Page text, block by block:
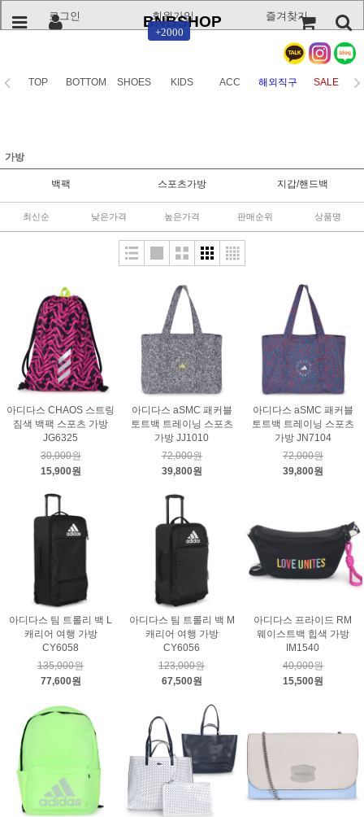
로그인
+2000
회원가입 즐겨찾기
BNBSHOP
TOP BOTTOM SHOES KIDS ACC 해외직구 SALE
가방
백팩 스포츠가방 지갑/핸드백
최신순 낮은가격 높은가격 판매순위 상품명
아디다스 CHAOS 스트링
짐색 백팩 스포츠 가방
JG6325
30,000원
15,900원
아디다스 aSMC 패커블
토트백 트레이닝 스포츠
가방 JJ1010
72,000원
39,800원
아디다스 aSMC 패커블
토트백 트레이닝 스포츠
가방 JN7104
72,000원
39,800원
아디다스 팀 트롤리 백 L
캐리어 여행 가방
CY6058
135,000원
77,600원
아디다스 팀 트롤리 백 M
캐리어 여행 가방
CY6056
123,000원
67,500원
아디다스 프라이드 RM
웨이스트백 힙색 가방
IM1540
40,000원
15,500원